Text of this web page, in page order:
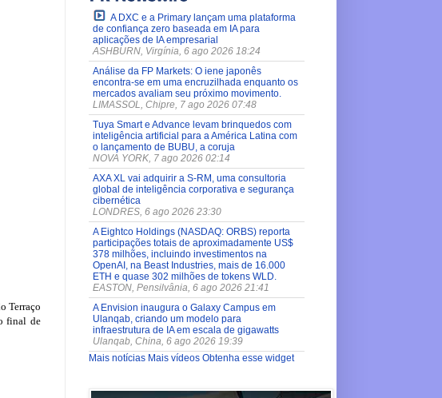
Terraço
final de
A DXC e a Primary lançam uma plataforma
de confiança zero baseada em IA para
aplicações de IA empresarial
ASHBURN, Virgínia, 6 ago 2026 18:24
Análise da FP Markets: O iene japonês
encontra-se em uma encruzilhada enquanto os
mercados avaliam seu próximo movimento.
LIMASSOL, Chipre, 7 ago 2026 07:48
Tuya Smart e Advance levam brinquedos com
inteligência artificial para a América Latina com
o lançamento de BUBU, a coruja
NOVA YORK, 7 ago 2026 02:14
AXA XL vai adquirir a S-RM, uma consultoria
global de inteligência corporativa e segurança
cibernética
LONDRES, 6 ago 2026 23:30
A Eightco Holdings (NASDAQ: ORBS) reporta
participações totais de aproximadamente US$
378 milhões, incluindo investimentos na
OpenAI, na Beast Industries, mais de 16.000
ETH e quase 302 milhões de tokens WLD.
EASTON, Pensilvânia, 6 ago 2026 21:41
A Envision inaugura o Galaxy Campus em
Ulanqab, criando um modelo para
infraestrutura de IA em escala de gigawatts
Ulanqab, China, 6 ago 2026 19:39
Mais notícias Mais vídeos Obtenha esse widget